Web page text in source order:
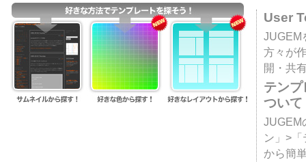
User
JUGEM
方々が
開・共
テン
ついて
JUGEM
ン」>
から簡